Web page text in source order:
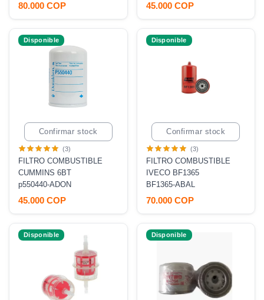
80.000 COP 45.000 COP
Confirmar stock
Disponible
(3)
FILTRO COMBUSTIBLE
CUMMINS 6BT
p550440-ADON
45.000 COP
Confirmar stock
Disponible
(3)
FILTRO COMBUSTIBLE
IVECO BF1365
BF1365-ABAL
70.000 COP
Disponible Disponible